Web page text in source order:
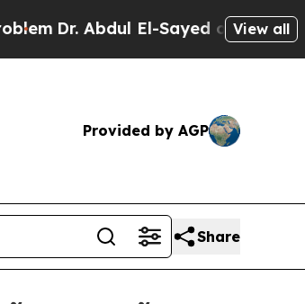
Dr. Abdul El-Sayed on HistoricView all
Provided by AGP
Share